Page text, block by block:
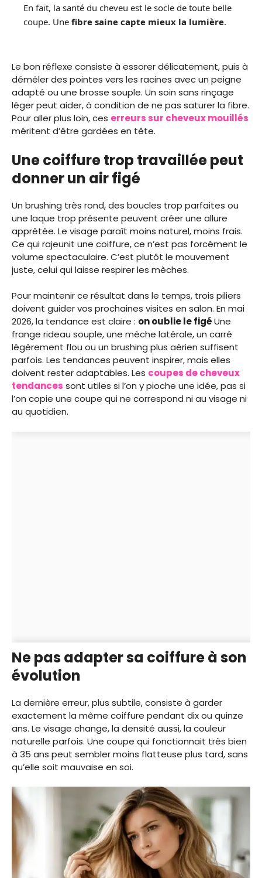
En fait, la santé du cheveu est le socle de toute belle
coupe. Une fibre saine capte mieux la lumière.
Le bon réflexe consiste à essorer délicatement, puis à
démêler des pointes vers les racines avec un peigne
adapté ou une brosse souple. Un soin sans rinçage
léger peut aider, à condition de ne pas saturer la fibre.
Pour aller plus loin, ces erreurs sur cheveux mouillés
méritent d’être gardées en tête.
Une coiffure trop travaillée peut
donner un air figé
Un brushing très rond, des boucles trop parfaites ou
une laque trop présente peuvent créer une allure
apprêtée. Le visage paraît moins naturel, moins frais.
Ce qui rajeunit une coiffure, ce n’est pas forcément le
volume spectaculaire. C’est plutôt le mouvement
juste, celui qui laisse respirer les mèches.
Pour maintenir ce résultat dans le temps, trois piliers
doivent guider vos prochaines visites en salon. En mai
2026, la tendance est claire : on oublie le figéUne
frange rideau souple, une mèche latérale, un carré
légèrement flou ou un brushing plus aérien suffisent
parfois. Les tendances peuvent inspirer, mais elles
doivent rester adaptables. Les coupes de cheveux
tendances sont utiles si l’on y pioche une idée, pas si
l’on copie une coupe qui ne correspond ni au visage ni
au quotidien.
Ne pas adapter sa coiffure à son
évolution
La dernière erreur, plus subtile, consiste à garder
exactement la même coiffure pendant dix ou quinze
ans. Le visage change, la densité aussi, la couleur
naturelle parfois. Une coupe qui fonctionnait très bien
à 35 ans peut sembler moins flatteuse plus tard, sans
qu’elle soit mauvaise en soi.